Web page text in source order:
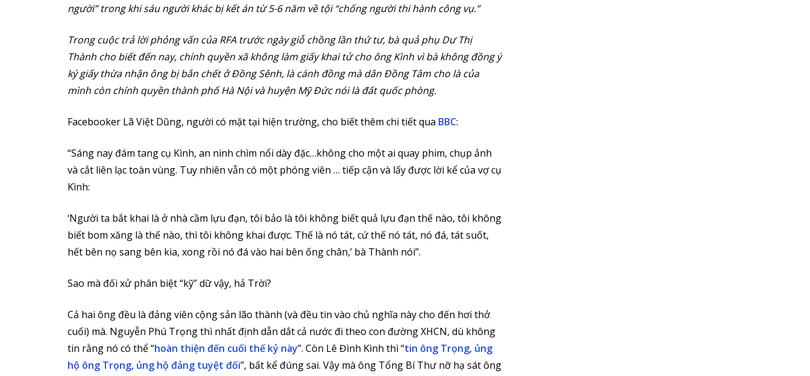
người” trong khi sáu người khác bị kết án từ 5-6 năm về tội “chống người thi hành công vụ.”
Trong cuộc trả lời phỏng vấn của RFA trước ngày giỗ chồng lần thứ tư, bà quả phụ Dư Thị
Thành cho biết đến nay, chính quyền xã không làm giấy khai tử cho ông Kình vì bà không đồng ý
ký giấy thừa nhận ông bị bắn chết ở Đồng Sênh, là cánh đồng mà dân Đồng Tâm cho là của
mình còn chính quyền thành phố Hà Nội và huyện Mỹ Đức nói là đất quốc phòng.
Facebooker Lã Việt Dũng, người có mặt tại hiện trường, cho biết thêm chi tiết qua BBC:
“Sáng nay đám tang cụ Kình, an ninh chìm nổi dày đặc…không cho một ai quay phim, chụp ảnh
và cắt liên lạc toàn vùng. Tuy nhiên vẫn có một phóng viên … tiếp cận và lấy được lời kể của vợ cụ
Kình:
‘Người ta bắt khai là ở nhà cầm lựu đạn, tôi bảo là tôi không biết quả lựu đạn thế nào, tôi không
biết bom xăng là thế nào, thì tôi không khai được. Thế là nó tát, cứ thế nó tát, nó đá, tát suốt,
hết bên nọ sang bên kia, xong rồi nó đá vào hai bên ống chân,’ bà Thành nói”.
Sao mà đối xử phân biệt “kỹ” dữ vậy, hả Trời?
Cả hai ông đều là đảng viên cộng sản lão thành (và đều tin vào chủ nghĩa này cho đến hơi thở
cuối) mà. Nguyễn Phú Trọng thì nhất định dẫn dắt cả nước đi theo con đường XHCN, dù không
tin rằng nó có thể “hoàn thiện đến cuối thế kỷ này”. Còn Lê Đình Kình thì “tin ông Trọng, ủng
hộ ông Trọng, ủng hộ đảng tuyệt đối”, bất kể đúng sai. Vậy mà ông Tổng Bí Thư nỡ hạ sát ông